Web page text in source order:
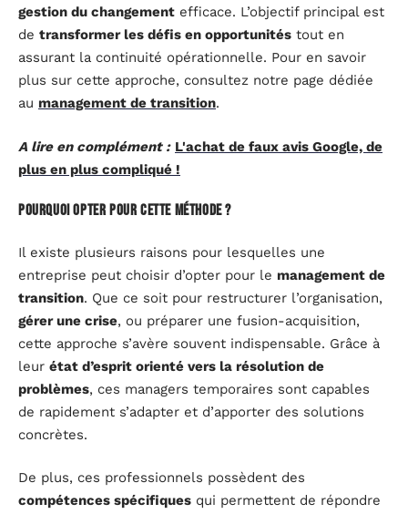
gestion du changement efficace. L’objectif principal est
de transformer les défis en opportunités tout en
assurant la continuité opérationnelle. Pour en savoir
plus sur cette approche, consultez notre page dédiée
au management de transition.
A lire en complément : L'achat de faux avis Google, de
plus en plus compliqué !
Pourquoi opter pour cette méthode ?
Il existe plusieurs raisons pour lesquelles une
entreprise peut choisir d’opter pour le management de
transition. Que ce soit pour restructurer l’organisation,
gérer une crise, ou préparer une fusion-acquisition,
cette approche s’avère souvent indispensable. Grâce à
leur état d’esprit orienté vers la résolution de
problèmes, ces managers temporaires sont capables
de rapidement s’adapter et d’apporter des solutions
concrètes.
De plus, ces professionnels possèdent des
compétences spécifiques qui permettent de répondre